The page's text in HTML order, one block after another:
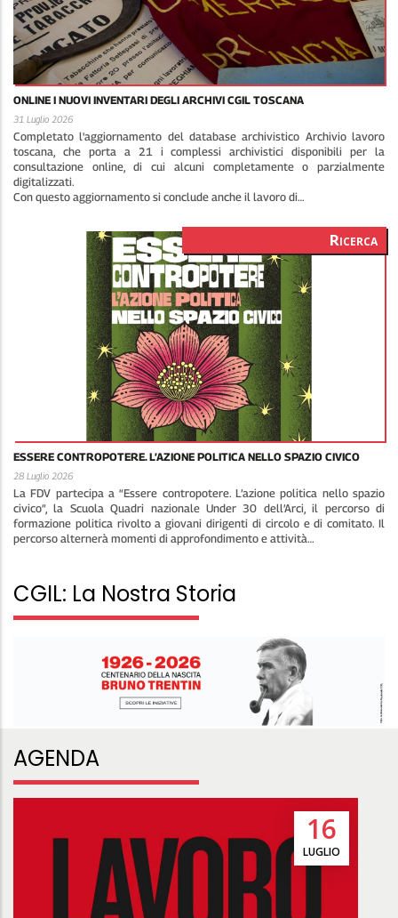
ONLINE I NUOVI INVENTARI DEGLI ARCHIVI CGIL TOSCANA
31 Luglio 2026
Completato l'aggiornamento del database archivistico Archivio lavoro
toscana, che porta a 21 i complessi archivistici disponibili per la
consultazione online, di cui alcuni completamente o parzialmente
digitalizzati.
Con questo aggiornamento si conclude anche il lavoro di…
Ricerca
ESSERE CONTROPOTERE. L’AZIONE POLITICA NELLO SPAZIO CIVICO
28 Luglio 2026
La FDV partecipa a “Essere contropotere. L’azione politica nello spazio
civico”, la Scuola Quadri nazionale Under 30 dell’Arci, il percorso di
formazione politica rivolto a giovani dirigenti di circolo e di comitato. Il
percorso alternerà momenti di approfondimento e attività…
CGIL: La Nostra Storia
AGENDA
16
LUGLIO